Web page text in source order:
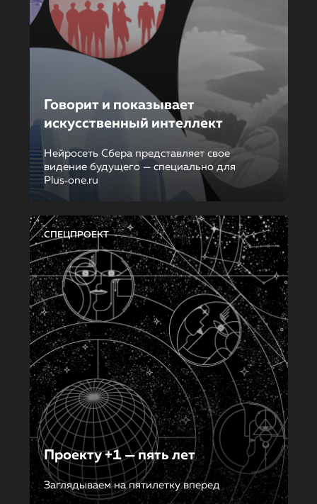
Говорит и показывает
искусственный интеллект
Нейросеть Сбера представляет свое
видение будущего — специально для
Plus‑one.ru
СПЕЦПРОЕКТ
Проекту +1 — пять лет
Заглядываем на пятилетку вперед